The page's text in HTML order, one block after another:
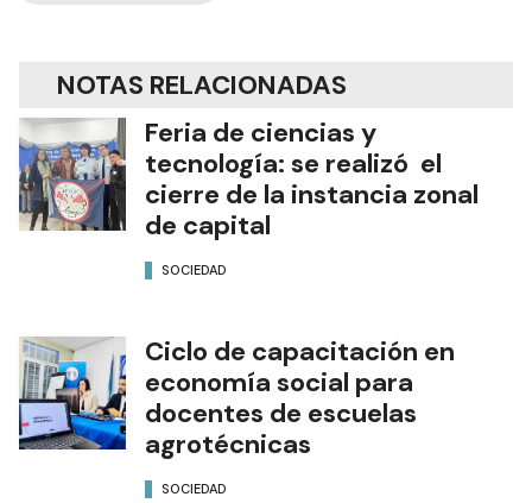
NOTAS RELACIONADAS
Feria de ciencias y
tecnología: se realizó el
cierre de la instancia zonal
de capital
SOCIEDAD
Ciclo de capacitación en
economía social para
docentes de escuelas
agrotécnicas
SOCIEDAD